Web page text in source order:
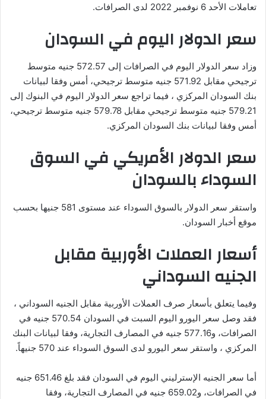
تعاملات الأحد 6 نوفمبر 2022 لدى الصرافات.
سعر الدولار اليوم في السودان
وزاد سعر الدولار اليوم في الصرافات إلى 572.57 جنيه متوسط
ترجيحي مقابل 571.92 جنيه متوسط ترجيحي، أمس وفقا لبيانات
بنك السودان المركزي ، فيما تراجع سعر الدولار اليوم في البنوك إلى
579.21 جنيه متوسط ترجيحي مقابل 579.78 جنيه متوسط ترجيحي،
أمس وفقا لبيانات بنك السودان المركزي.
سعر الدولار الأمريكي في السوق
السوداء بالسودان
واستقر سعر الدولار بالسوق السوداء عند مستوى 581 جنيها بحسب
موقع أخبار السودان.
أسعار العملات الأوربية مقابل
الجنيه السوداني
وفيما يتعلق بأسعار صرف العملات الأوربية مقابل الجنيه السوداني ،
فقد وصل سعر اليورو اليوم السبت في السودان 570.54 جنيه في
الصرافات، و577.16 جنيه في المصارف التجارية، وفقا لبيانات البنك
المركزي ، واستقر سعر اليورو لدى السوق السوداء عند 570 جنيهاً.
أما سعر الجنيه الإسترليني اليوم في السودان فقد بلغ 651.46 جنيه
في الصرافات، و659.02 جنيه في المصارف التجارية، وفقا